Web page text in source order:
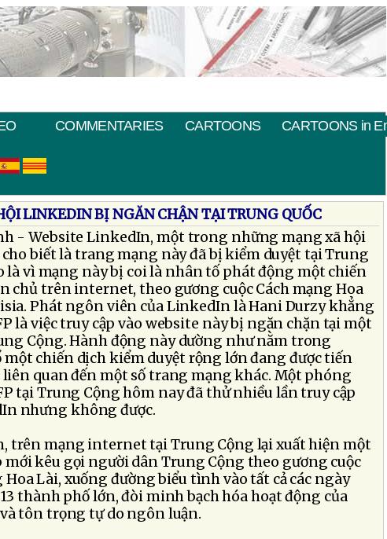
COMMENTARIES CARTOONS CARTOONS in
LINKEDIN BỊ NGĂN CHẬN TẠI TRUNG QUỐC
- Website LinkedIn, một trong những mạng xã hội
cho biết là trang mạng này đã bị kiểm duyệt tại Trung
là vì mạng này bị coi là nhân tố phát động một chiến
chủ trên internet, theo gương cuộc Cách mạng Hoa
Phát ngôn viên của LinkedIn là Hani Durzy khẳng
là việc truy cập vào website này bị ngăn chặn tại một
Cộng. Hành động này dường như nằm trong
chiến dịch kiểm duyệt rộng lớn đang được tiến
liên quan đến một số trang mạng khác. Một phóng
tại Trung Cộng hôm nay đã thử nhiều lần truy cập
nhưng không được.
trên mạng internet tại Trung Cộng lại xuất hiện một
kêu gọi người dân Trung Cộng theo gương cuộc
Hoa Lài, xuống đường biểu tình vào tất cả các ngày
thành phố lớn, đòi minh bạch hóa hoạt động của
tôn trọng tự do ngôn luận.